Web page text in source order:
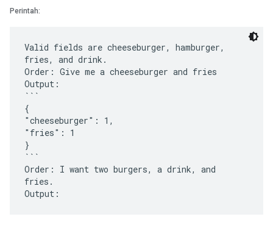
Perintah:
Valid fields are cheeseburger, hamburger,
fries, and drink.
Order: Give me a cheeseburger and fries
Output:
```
{
"cheeseburger": 1,
"fries": 1
}
```
Order: I want two burgers, a drink, and
fries.